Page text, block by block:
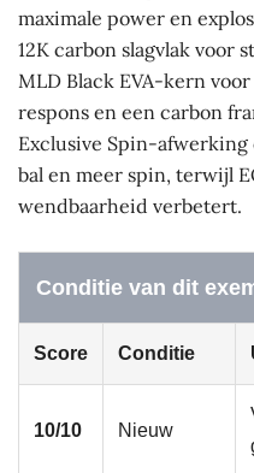
maximale power en
12K carbon slagvlak voor
MLD Black EVA-kern
respons en een carbon
Exclusive Spin-
bal en meer spin, terwijl
wendbaarheid verbetert.
Conditie van dit
Score Conditie
10/10 Nieuw